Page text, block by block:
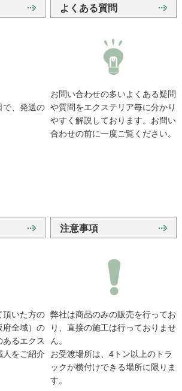
で、発送の
よくある質問
お問い合わせの多いよくある疑問
や質問をエクステリア毎に分かり
やすく解説しております。お問い
合わせの前に一度ご覧ください。
頂いた方の
府全域）の
るエクス
をご紹介
注意事項
弊社は商品のみの販売を行ってお
り、直接の施工は行っておりませ
ん。
お受渡場所は、4トン以上のトラ
ックが横付けできる場所に限りま
す。